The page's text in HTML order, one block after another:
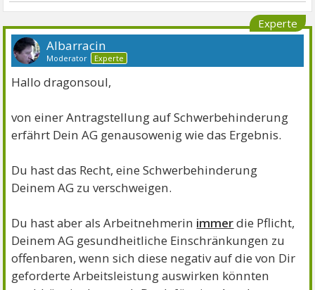
Experte
Albarracin
Moderator Experte
Hallo dragonsoul,
von einer Antragstellung auf Schwerbehinderung
erfährt Dein AG genausowenig wie das Ergebnis.
Du hast das Recht, eine Schwerbehinderung
Deinem AG zu verschweigen.
Du hast aber als Arbeitnehmerin immerdie Pflicht,
Deinem AG gesundheitliche Einschränkungen zu
offenbaren, wenn sich diese negativ auf die von Dir
geforderte Arbeitsleistung auswirken könnten